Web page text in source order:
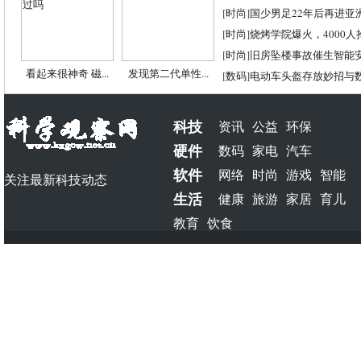
看起来很神奇 磁... 发现第二代单性...
[时尚]国少男足22年后再进亚
[时尚]烧烤学院爆火，4000人
[时尚]旧房坠楼事故催生智能
[数码]电动车头盔存放妙招与
关注最新科技动态
科技 资讯 公益 环保
硬件 数码 家电 汽车
软件 网络 时尚 游戏 智能
生活 健康 旅游 家居 育儿
教育 饮食